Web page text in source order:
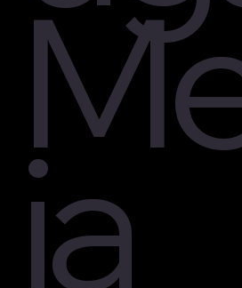
ia